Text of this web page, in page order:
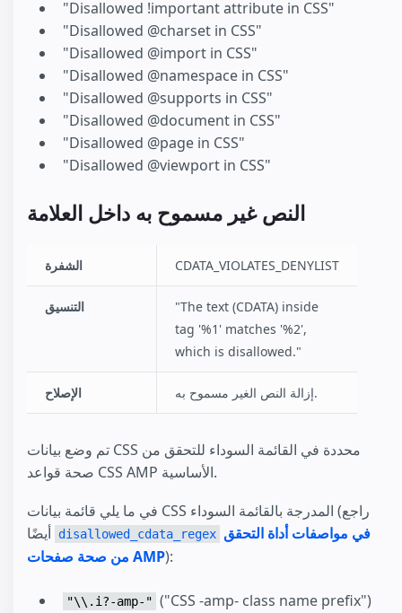
‎"Disallowed !‎important attribute in CSS"‎
"Disallowed @charset in CSS"
"Disallowed @import in CSS"
"Disallowed @namespace in CSS"
"Disallowed @supports in CSS"
"Disallowed @document in CSS"
"Disallowed @page in CSS"
"Disallowed @viewport in CSS"
النص غير مسموح به داخل العلامة
الشفرة CDATA_VIOLATES_DENYLIST
التنسيق
"The text (CDATA) inside
tag '%1' matches '%2',
which is disallowed."
الإصلاح إزالة النص الغير مسموح به.
تم وضع بيانات CSS محددة في القائمة السوداء للتحقق من
صحة قواعد CSS AMP الأساسية.
في ما يلي قائمة بيانات CSS المدرجة بالقائمة السوداء (راجع
disallowed_cdata_regex
من صحة صفحات AMP):
"\\.i?-amp-" ("CSS -amp- class name prefix"‎)‎